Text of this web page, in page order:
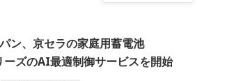
ン、京セラの家庭用蓄電池
ズのAI最適制御サービスを開始